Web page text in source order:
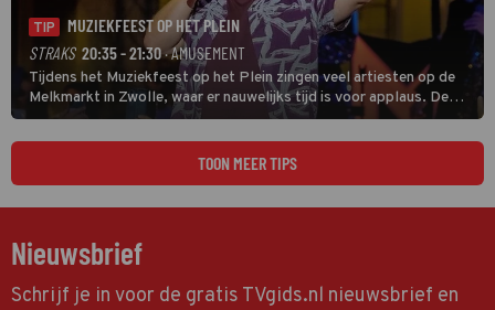
TIP
MUZIEKFEEST OP HET PLEIN
STRAKS 20:35 - 21:30· AMUSEMENT
Tijdens het Muziekfeest op het Plein zingen veel artiesten op de
Melkmarkt in Zwolle, waar er nauwelijks tijd is voor applaus. De
grootste namen zijn André Hazes, Jannes, René Froger en
natuurlijk Rutger van Barneveld met zijn hit Zwoele Zomernachten.
TOON MEER TIPS
Nieuwsbrief
Schrijf je in voor de gratis TVgids.nl nieuwsbrief en